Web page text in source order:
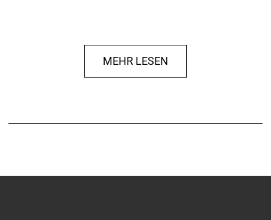
etabliert hat. An einem Rad wie dem Rubin Legere
spielt das Konzept seine Stärke aus: leicht, einfach,
haltbar. Die Deore-Schaltung mit 11 Gängen ist
konventionellen Masse. Technisch wie optisch steht
MEHR LESEN